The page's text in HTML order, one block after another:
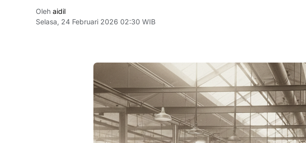
Oleh aidil
Selasa, 24 Februari 2026 02:30 WIB